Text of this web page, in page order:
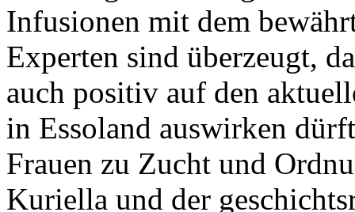
Infusionen mit dem
Experten sind überzeugt,
auch positiv auf den
in Essoland auswirken
Frauen zu Zucht und
Kuriella und der